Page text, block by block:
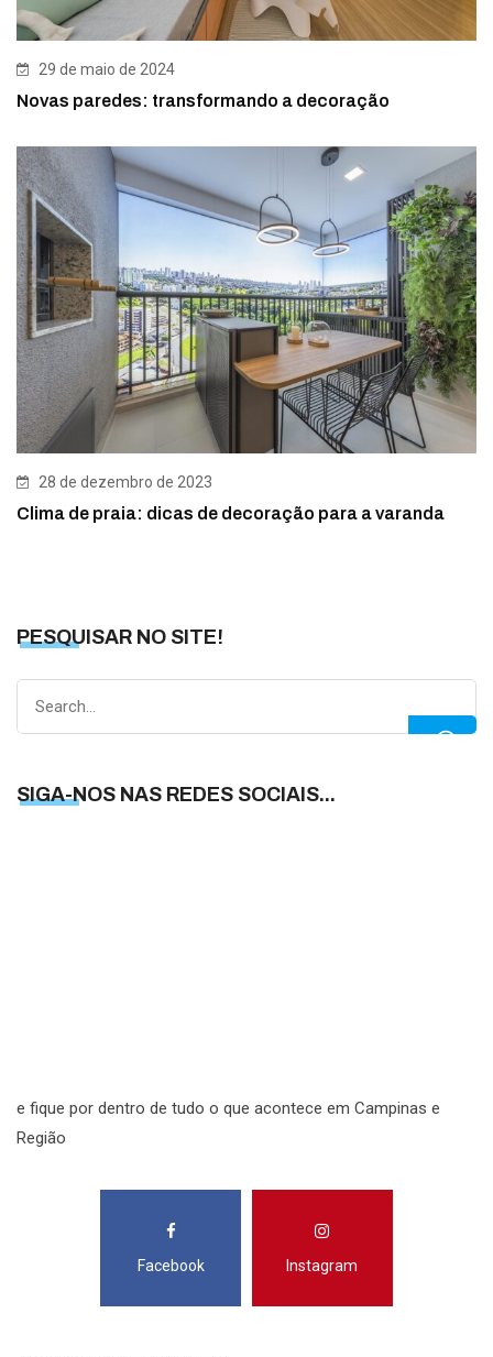
29 de maio de 2024
Novas paredes: transformando a decoração
28 de dezembro de 2023
Clima de praia: dicas de decoração para a varanda
PESQUISAR NO SITE!
SIGA-NOS NAS REDES SOCIAIS...
e fique por dentro de tudo o que acontece em Campinas e
Região
Facebook Instagram